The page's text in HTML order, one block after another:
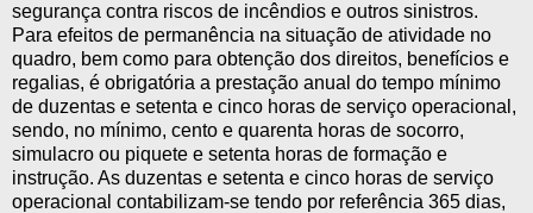
segurança contra riscos de incêndios e outros sinistros.
Para efeitos de permanência na situação de atividade no
quadro, bem como para obtenção dos direitos, benefícios e
regalias, é obrigatória a prestação anual do tempo mínimo
de duzentas e setenta e cinco horas de serviço operacional,
sendo, no mínimo, cento e quarenta horas de socorro,
simulacro ou piquete e setenta horas de formação e
instrução. As duzentas e setenta e cinco horas de serviço
operacional contabilizam-se tendo por referência 365 dias,